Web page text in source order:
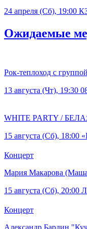
24 апреля (Сб), 19:00
Ожидаемые
Рок-теплоход с
13 августа (Чт), 19:30
WHITE PARTY /
15 августа (Сб), 18:00
Концерт
Мария Макарова
15 августа (Сб), 20:00
Концерт